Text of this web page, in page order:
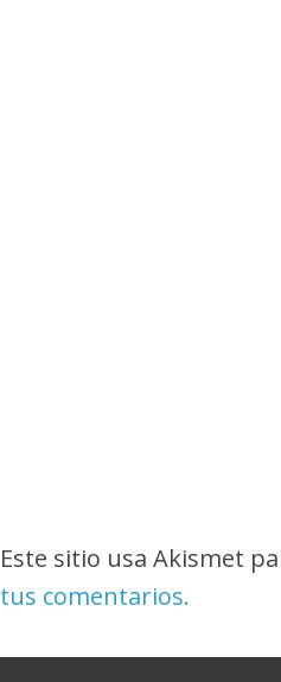
Este sitio usa Akismet
tus comentarios.